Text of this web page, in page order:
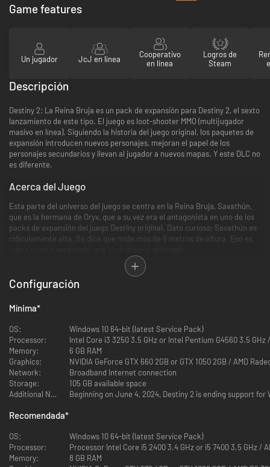
Game features
Un jugador JcJ en línea
Cooperativo
en línea
Logros de
Steam
Descripción
Destiny 2: La Reina Bruja es un pack de expansión para Destiny 2, el sexto
lanzamiento de este tipo. El juego es loot-shooter MMO (multijugador
masivo en línea). Siguiendo la historia del juego original, los paquetes de
expansión introducen nuevos personajes, mejoran el papel de los
personajes secundarios y llevan al jugador a nuevos mapas. Y este DLC no
es diferente.
Acerca del Juego
Esta parte del universo del juego se centra en la Reina Bruja, Savathûn,
que es la hermana de Oryx, que a su vez era el antagonista en uno de los
packs de expansión del juego Destiny original. Dato curioso: Savathûn es
ridículamente alta. Se dice que mide más de 6 metros de altura. Eso es
El juego está ambientado en el Mundo del Trono de Savathûn, que se
encuentra dentro del Reino Ascendente, un palacio reluciente en una
región pantanosa, lo que crea gráficos de lo más atmosféricos.
La historia de fondo de Savathûn está hábilmente entretejida en la
narrativa general del juego: ha aparecido y ha sido mencionada en otros
juegos y paquetes de expansiones, y ahora es su momento de brillar.
Savathûn, junto con sus hermanos, sirve a la Colmena, una raza de no-
muertos que sirve a los Dioses Gusano.
En este juego, ella ha logrado arrojar a su señor a la Colmena y está en la
carrera por sí misma. Ella es servida por la Camada Lúcida, una nueva
raza de guerreros de la Colmena que utilizan el poder de la Luz, algo
inusual y muy preocupante, ya que la Colmena tiende a utilizar la
vestidos con una armadura puntiaguda.
Tú eres un Guardián y debes luchar contra estas misteriosas y poderosas
Configuración
Mínima*
OS:
Windows 10 64-bit (latest Service Pack)
Processor:
Intel Core i3 3250 3.5 GHz or Intel Pentium G4560 3.5 GHz
Memory:
6 GB RAM
Graphics:
NVIDIA GeForce GTX 660 2GB or GTX 1050 2GB / AMD
Network:
Broadband Internet connection
Storage:
105 GB available space
Additional Notes:
Beginning on June 4, 2024, Destiny 2 is ending support
Recomendada*
OS:
Windows 10 64-bit (latest Service Pack)
Processor:
Processor Intel Core i5 2400 3.4 GHz or i5 7400 3.5 GHz /
Memory:
8 GB RAM